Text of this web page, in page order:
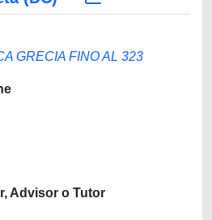
GRECIA FINO AL 323
Advisor o Tutor